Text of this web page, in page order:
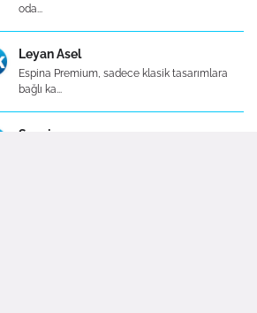
oda...
Leyan Asel
Espina Premium, sadece klasik tasarımlara
bağlı ka...
Sezgin